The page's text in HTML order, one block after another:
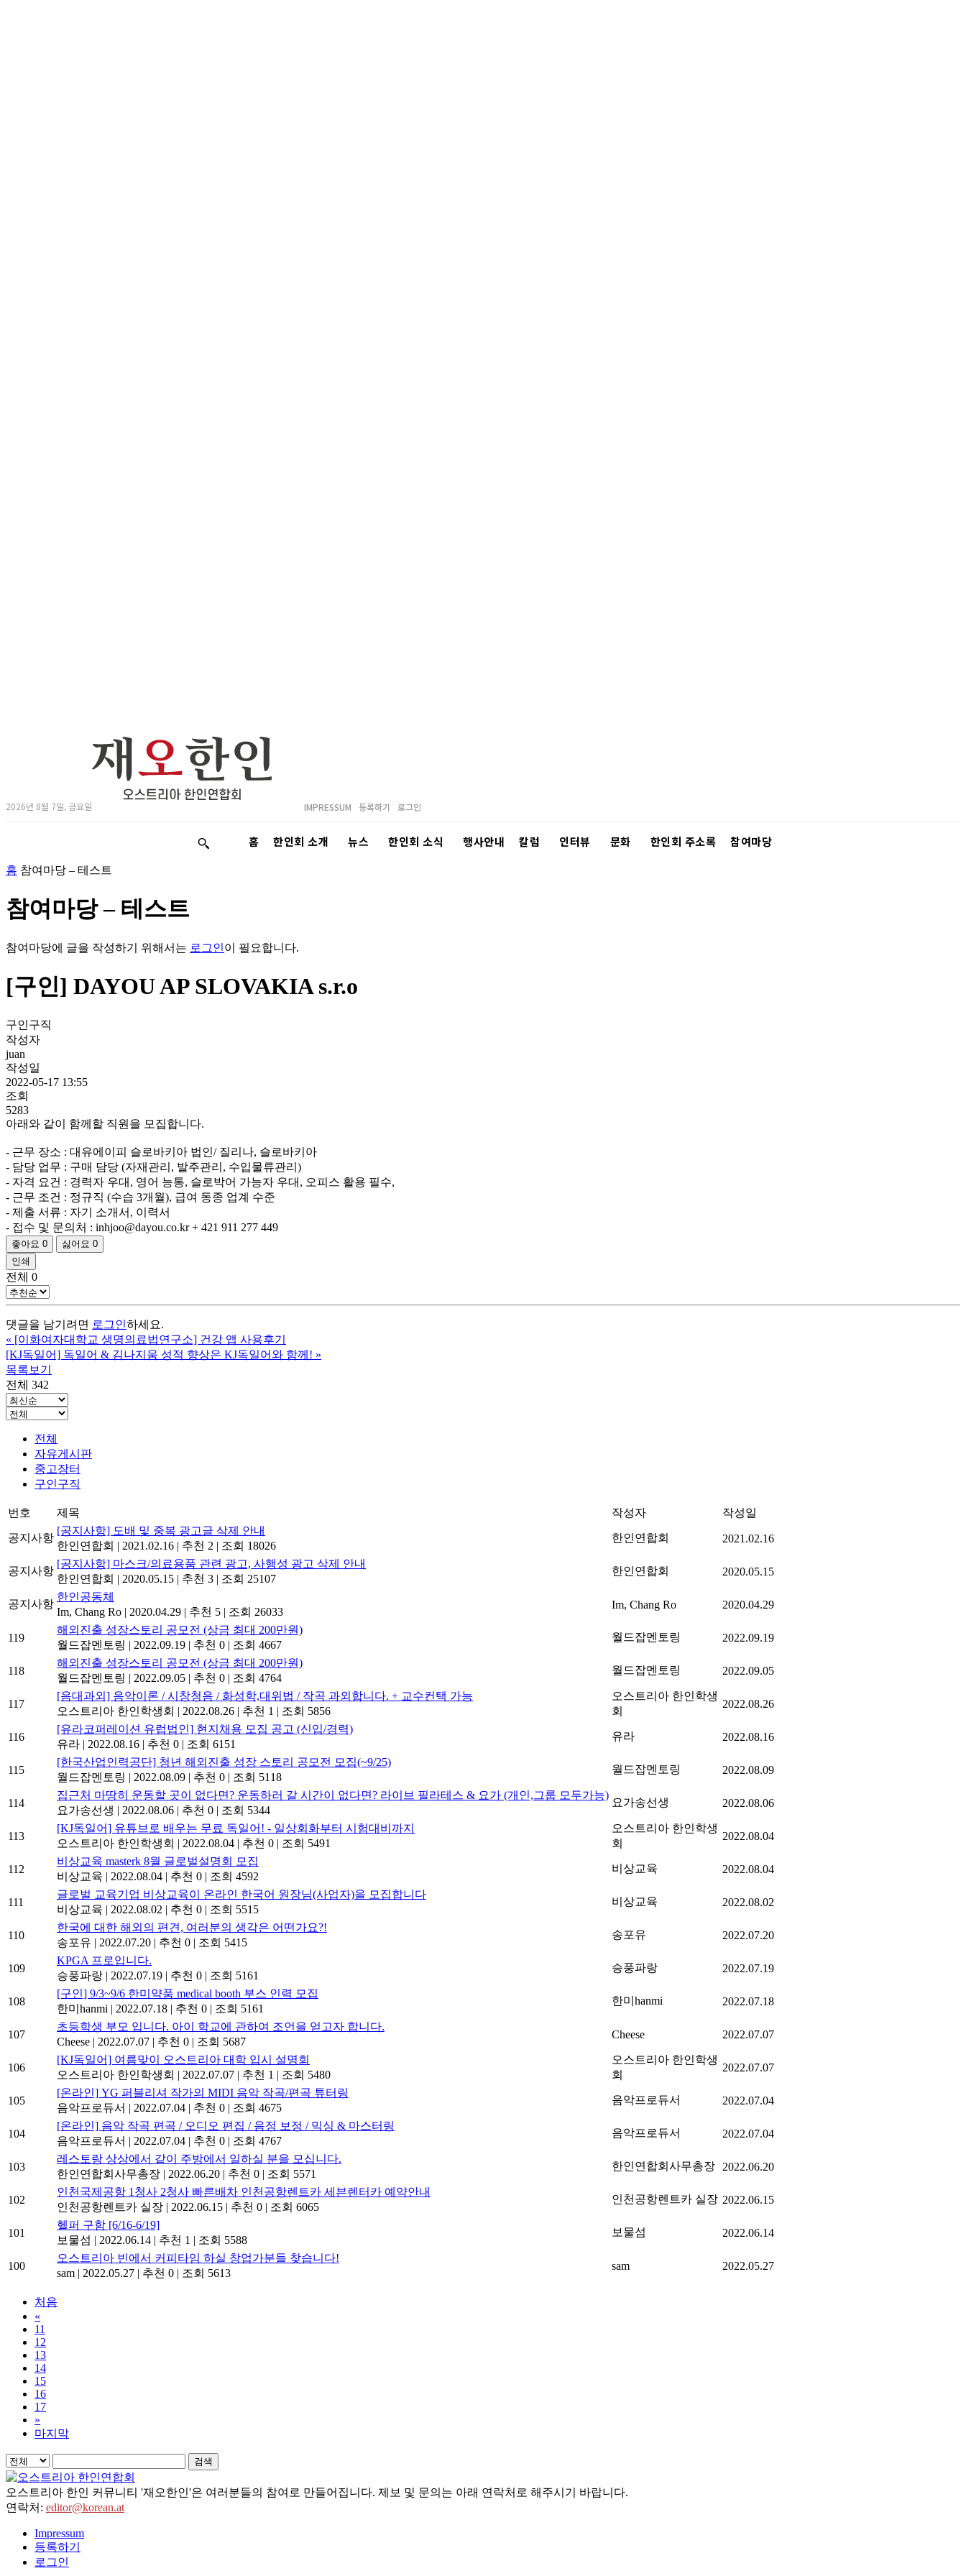
2026년 8월 7일, 금요일 IMPRESSUM 등록하기 로그인
홈 한인회 소개 뉴스 한인회 소식 행사안내 칼럼 인터뷰 문화 한인회 주소록 참여마당
홈 참여마당 – 테스트
참여마당 – 테스트
참여마당에 글을 작성하기 위해서는 로그인이 필요합니다.
[구인] DAYOU AP SLOVAKIA s.r.o
구인구직
작성자
juan
작성일
2022-05-17 13:55
조회
5283
아래와 같이 함께할 직원을 모집합니다.
- 근무 장소 : 대유에이피 슬로바키아 법인/ 질리나, 슬로바키아
- 담당 업무 : 구매 담당 (자재관리, 발주관리, 수입물류관리)
- 자격 요건 : 경력자 우대, 영어 능통, 슬로박어 가능자 우대, 오피스 활용 필수,
- 근무 조건 : 정규직 (수습 3개월), 급여 동종 업계 수준
- 제출 서류 : 자기 소개서, 이력서
- 접수 및 문의처 : inhjoo@dayou.co.kr + 421 911 277 449
좋아요 0 싫어요 0
인쇄
전체 0
댓글을 남기려면 로그인하세요.
« [이화여자대학교 생명의료법연구소] 건강 앱 사용후기
[KJ독일어] 독일어 & 김나지움 성적 향상은 KJ독일어와 함께! »
목록보기
전체 342
전체
자유게시판
중고장터
구인구직
번호 제목 작성자 작성일
공지사항
[공지사항] 도배 및 중복 광고글 삭제 안내
한인연합회
2021.02.16 추천 2 조회 18026
한인연합회 2021.02.16
공지사항
[공지사항] 마스크/의료용품 관련 광고, 사행성 광고 삭제 안내
한인연합회
2020.05.15 추천 3 조회 25107
한인연합회 2020.05.15
공지사항
한인공동체
Im, Chang Ro
2020.04.29 추천 5 조회 26033
Im, Chang Ro 2020.04.29
119
해외진출 성장스토리 공모전 (상금 최대 200만원)
월드잡멘토링
2022.09.19 추천 0 조회 4667
월드잡멘토링 2022.09.19
118
해외진출 성장스토리 공모전 (상금 최대 200만원)
월드잡멘토링
2022.09.05 추천 0 조회 4764
월드잡멘토링 2022.09.05
117
[음대과외] 음악이론 / 시창청음 / 화성학,대위법 / 작곡 과외합니다. + 교수컨택 가능
오스트리아 한인학생회
2022.08.26 추천 1 조회 5856
오스트리아 한인학생
회
2022.08.26
116
[유라코퍼레이션 유럽법인] 현지채용 모집 공고 (신입/경력)
유라
2022.08.16 추천 0 조회 6151
유라 2022.08.16
115
[한국산업인력공단] 청년 해외진출 성장 스토리 공모전 모집(~9/25)
월드잡멘토링
2022.08.09 추천 0 조회 5118
월드잡멘토링 2022.08.09
114
집근처 마땅히 운동할 곳이 없다면? 운동하러 갈 시간이 없다면? 라이브 필라테스 & 요가 (개인,그룹 모두가능)
요가송선생
2022.08.06 추천 0 조회 5344
요가송선생 2022.08.06
113
[KJ독일어] 유튜브로 배우는 무료 독일어! - 일상회화부터 시험대비까지
오스트리아 한인학생회
2022.08.04 추천 0 조회 5491
오스트리아 한인학생
회
2022.08.04
112
비상교육 masterk 8월 글로벌설명회 모집
비상교육
2022.08.04 추천 0 조회 4592
비상교육 2022.08.04
111
글로벌 교육기업 비상교육이 온라인 한국어 원장님(사업자)을 모집합니다
비상교육
2022.08.02 추천 0 조회 5515
비상교육 2022.08.02
110
한국에 대한 해외의 편견, 여러분의 생각은 어떤가요?!
송포유
2022.07.20 추천 0 조회 5415
송포유 2022.07.20
109
KPGA 프로입니다.
승풍파랑
2022.07.19 추천 0 조회 5161
승풍파랑 2022.07.19
108
[구인] 9/3~9/6 한미약품 medical booth 부스 인력 모집
한미hanmi
2022.07.18 추천 0 조회 5161
한미hanmi 2022.07.18
107
초등학생 부모 입니다. 아이 학교에 관하여 조언을 얻고자 합니다.
Cheese
2022.07.07 추천 0 조회 5687
Cheese 2022.07.07
106
[KJ독일어] 여름맞이 오스트리아 대학 입시 설명회
오스트리아 한인학생회
2022.07.07 추천 1 조회 5480
오스트리아 한인학생
회
2022.07.07
105
[온라인] YG 퍼블리셔 작가의 MIDI 음악 작곡/편곡 튜터링
음악프로듀서
2022.07.04 추천 0 조회 4675
음악프로듀서 2022.07.04
104
[온라인] 음악 작곡 편곡 / 오디오 편집 / 음정 보정 / 믹싱 & 마스터링
음악프로듀서
2022.07.04 추천 0 조회 4767
음악프로듀서 2022.07.04
103
레스토랑 상상에서 같이 주방에서 일하실 분을 모십니다.
한인연합회사무총장
2022.06.20 추천 0 조회 5571
한인연합회사무총장 2022.06.20
102
인천국제공항 1청사 2청사 빠른배차 인천공항렌트카 세븐렌터카 예약안내
인천공항렌트카 실장
2022.06.15 추천 0 조회 6065
인천공항렌트카 실장 2022.06.15
101
헬퍼 구함 [6/16-6/19]
보물섬
2022.06.14 추천 1 조회 5588
보물섬 2022.06.14
100
오스트리아 빈에서 커피타임 하실 창업가분들 찾습니다!
sam
2022.05.27 추천 0 조회 5613
sam 2022.05.27
처음
«
11
12
13
14
15
16
17
»
마지막
검색
오스트리아 한인 커뮤니티 '재오한인'은 여러분들의 참여로 만들어집니다. 제보 및 문의는 아래 연락처로 해주시기 바랍니다.
연락처: editor@korean.at
Impressum
등록하기
로그인